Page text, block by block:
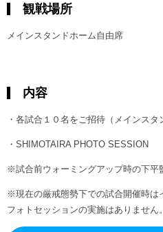
観戦場所
メインスタンドホーム自由席
内容
・各試合１０名をご招待（メインスタ
・SHIMOTAIRA PHOTO SESSION
※試合前ウォーミングアップ時の下平
※現在の厳戒態勢下での試合開催時は
フォトセッションの実施はありません。